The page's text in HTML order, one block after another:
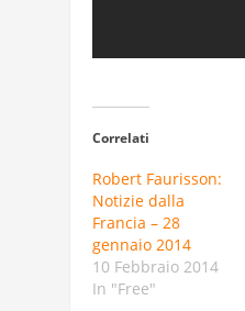
Correlati
Robert Faurisson:
Notizie dalla
Francia – 28
gennaio 2014
10 Febbraio 2014
In "Free"